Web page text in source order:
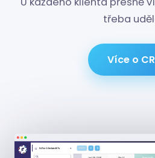
třeba
Více o